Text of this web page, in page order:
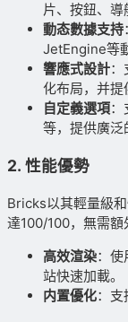
片、按鈕、導
動态數據支持
JetEngine等
響應式設計
化布局，并提
自定義選項
等，提供廣泛
2. 性能優勢
Bricks以其輕量級
達100/100，無需額
高效渲染：
站快速加載。
内置優化：支